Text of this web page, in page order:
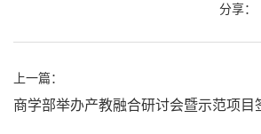
分享：
上一篇：
商学部举办产教融合研讨会暨示范项目